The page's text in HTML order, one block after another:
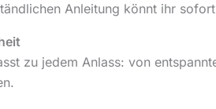
Anleitung könnt ihr
zu jedem Anlass: von